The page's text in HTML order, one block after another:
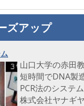
ズアップ
山口大学の赤田
短時間でDNA製
PCR法のシステ
株式会社ヤナギ